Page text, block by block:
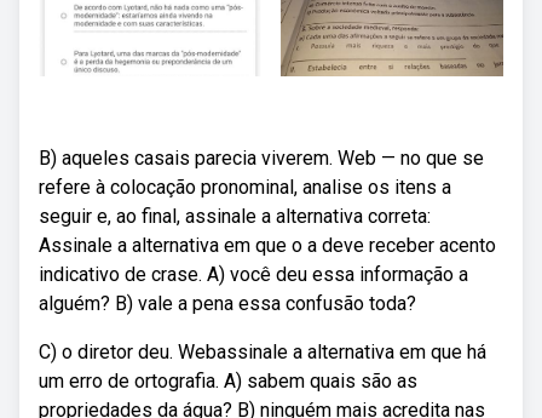
B) aqueles casais parecia viverem. Web — no que se
refere à colocação pronominal, analise os itens a
seguir e, ao final, assinale a alternativa correta:
Assinale a alternativa em que o a deve receber acento
indicativo de crase. A) você deu essa informação a
alguém? B) vale a pena essa confusão toda?
C) o diretor deu. Webassinale a alternativa em que há
um erro de ortografia. A) sabem quais são as
propriedades da água? B) ninguém mais acredita nas